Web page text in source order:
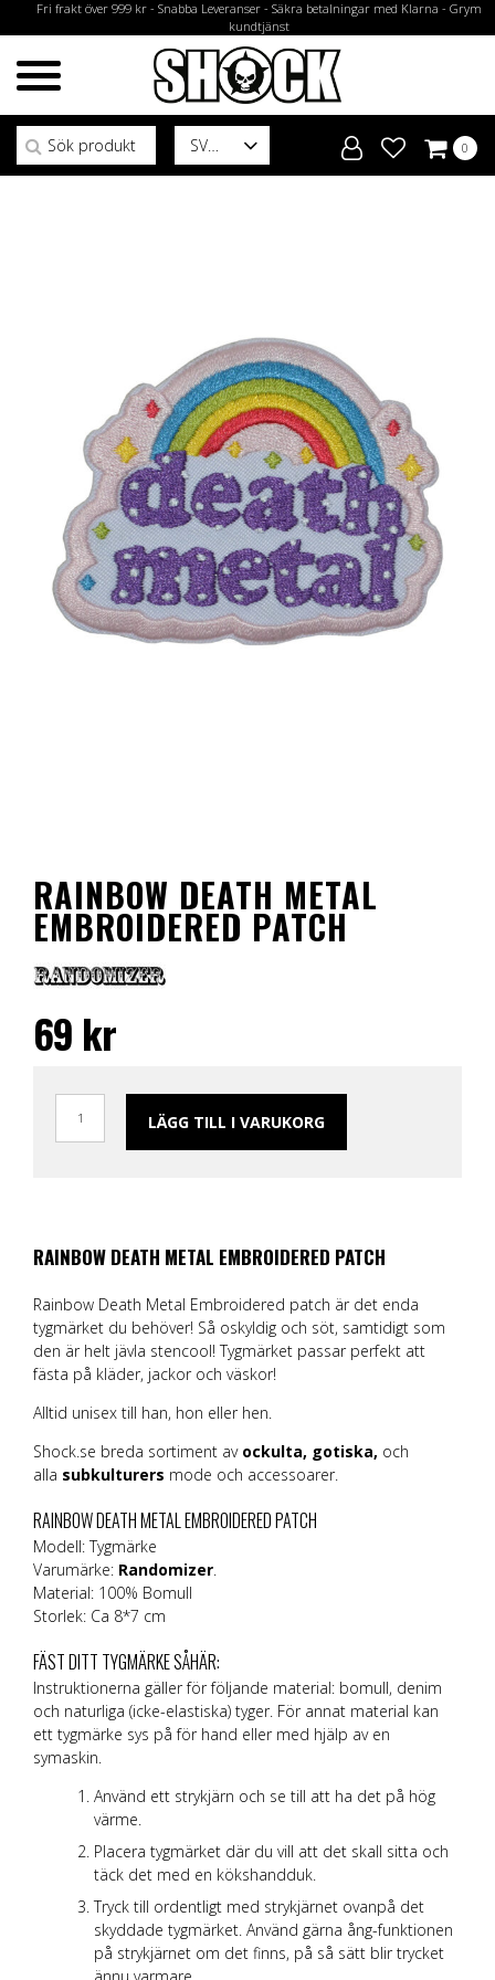
Fri frakt över 999 kr - Snabba Leveranser - Säkra betalningar med Klarna - Grym
kundtjänst
SV
Sök efter:
0
RAINBOW DEATH METAL
EMBROIDERED PATCH
69 kr
LÄGG TILL I VARUKORG
RAINBOW DEATH METAL EMBROIDERED PATCH
Rainbow Death Metal Embroidered patch är det enda
tygmärket du behöver! Så oskyldig och söt, samtidigt som
den är helt jävla stencool! Tygmärket passar perfekt att
fästa på kläder, jackor och väskor!
Alltid unisex till han, hon eller hen.
Shock.se breda sortiment av ockulta, gotiska, och
alla subkulturers mode och accessoarer.
RAINBOW DEATH METAL EMBROIDERED PATCH
Modell: Tygmärke
Varumärke: Randomizer
Material: 100% Bomull
Storlek: Ca 8*7 cm
FÄST DITT TYGMÄRKE SÅHÄR:
Instruktionerna gäller för följande material: bomull, denim
och naturliga (icke-elastiska) tyger. För annat material kan
ett tygmärke sys på för hand eller med hjälp av en
symaskin.
Använd ett strykjärn och se till att ha det på hög
värme.
Placera tygmärket där du vill att det skall sitta och
täck det med en kökshandduk.
Tryck till ordentligt med strykjärnet ovanpå det
skyddade tygmärket. Använd gärna ång-funktionen
på strykjärnet om det finns, på så sätt blir trycket
ännu varmare.